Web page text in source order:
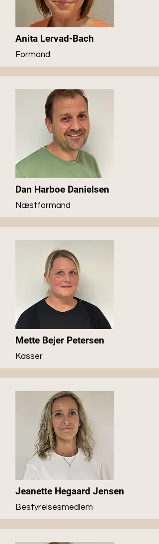
Anita Lervad-Bach
Formand
Dan Harboe Danielsen
Næstformand
Mette Bejer Petersen
Kasser
Jeanette Hegaard Jensen
Bestyrelsesmedlem